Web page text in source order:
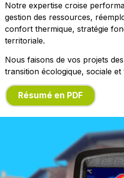
Notre expertise croise
gestion des ressources,
confort thermique, stratégie
territoriale.
Nous faisons de vos projets
transition écologique, sociale et
Résumé en PDF